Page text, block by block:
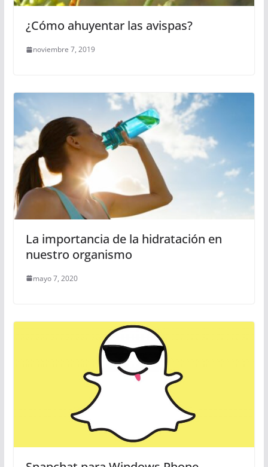
¿Cómo ahuyentar las avispas?
noviembre 7, 2019
La importancia de la hidratación en
nuestro organismo
mayo 7, 2020